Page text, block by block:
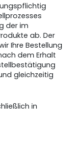
der im
ab. Der
Ihre Bestellung
dem Erhalt
gleichzeitig
in